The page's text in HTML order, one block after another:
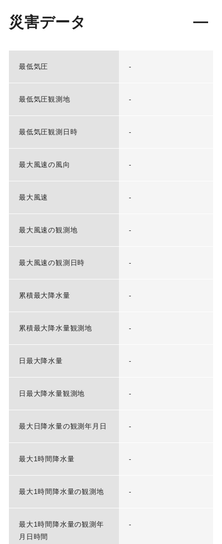
災害データ
最低気圧 -
最低気圧観測地 -
最低気圧観測日時 -
最大風速の風向 -
最大風速 -
最大風速の観測地 -
最大風速の観測日時 -
累積最大降水量 -
累積最大降水量観測地 -
日最大降水量 -
日最大降水量観測地 -
最大日降水量の観測年月日 -
最大1時間降水量 -
最大1時間降水量の観測地 -
最大1時間降水量の観測年
月日時間
-